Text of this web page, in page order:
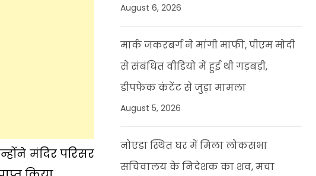
मंदिर परिसर
August 6, 2026
मार्क जकरबर्ग ने मांगी माफी, पीएम मोदी
से संबंधित वीडियो में हुई थी गड़बड़ी,
डीपफेक कंटेंट से जुड़ा मामला
August 5, 2026
नोएडा स्थित घर में मिला लोकसभा
सचिवालय के निदेशक का शव, मचा